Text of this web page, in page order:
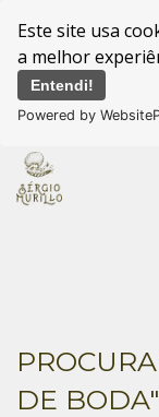
Este site usa
a melhor
Entendi!
Powered by
DE BODA"